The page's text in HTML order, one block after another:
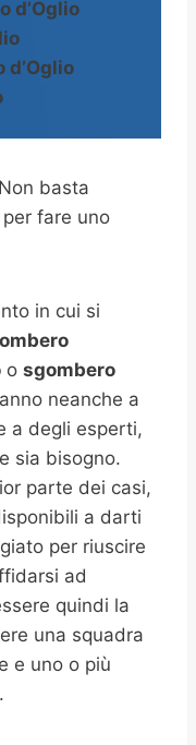
d’Oglio
d’Oglio
basta
fare uno
in cui si
o sgombero
neanche a
a degli esperti,
sia bisogno.
parte dei casi,
a darti
per riuscire
ad
quindi la
una squadra
e uno o più